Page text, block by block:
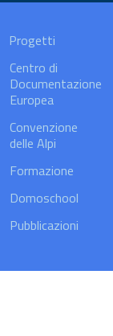
Progetti
Centro di
Documentazione
Europea
Convenzione
delle Alpi
Formazione
Domoschool
Pubblicazioni